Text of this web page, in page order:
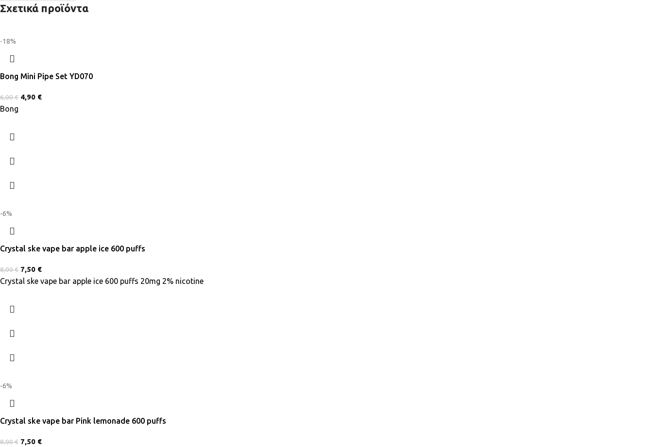
Σχετικά προϊόντα
-18%
Bong Mini Pipe Set YD070
6,00€ 4,90 €
Bong
-6%
Crystal ske vape bar apple ice 600 puffs
8,00€ 7,50 €
Crystal ske vape bar apple ice 600 puffs 20mg 2% nicotine
-6%
Crystal ske vape bar Pink lemonade 600 puffs
8,00€ 7,50 €